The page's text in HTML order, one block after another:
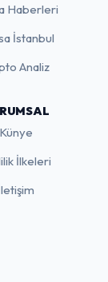
Haberleri
İstanbul
Analiz
Künye
İlkeleri